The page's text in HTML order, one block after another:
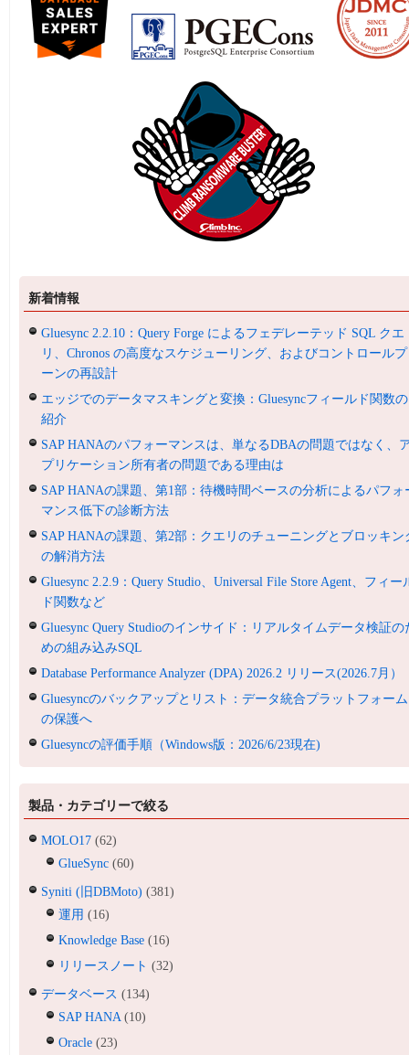
新着情報
Gluesync 2.2.10：Query Forge によるフェデレーテッド SQL クエ
リ、Chronos の高度なスケジューリング、およびコントロール
ーンの再設計
エッジでのデータマスキングと変換：Gluesyncフィールド関数の
紹介
SAP HANAのパフォーマンスは、単なるDBAの問題ではなく、
プリケーション所有者の問題である理由は
SAP HANAの課題、第1部：待機時間ベースの分析によるパフォ
マンス低下の診断方法
SAP HANAの課題、第2部：クエリのチューニングとブロッキン
の解消方法
Gluesync 2.2.9：Query Studio、Universal File Store Agent、フィー
ド関数など
Gluesync Query Studioのインサイド：リアルタイムデータ検証の
めの組み込みSQL
Database Performance Analyzer (DPA) 2026.2 リリース(2026.7月）
Gluesyncのバックアップとリスト：データ統合プラットフォーム
の保護へ
Gluesyncの評価手順（Windows版：2026/6/23現在)
製品・カテゴリーで絞る
MOLO17 (62)
GlueSync (60)
Syniti (旧DBMoto) (381)
運用 (16)
Knowledge Base (16)
リリースノート (32)
データベース (134)
SAP HANA(10)
Oracle (23)